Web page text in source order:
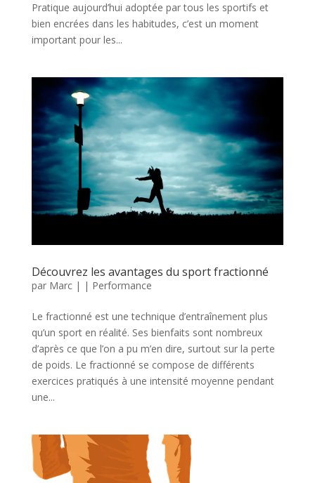
Pratique aujourd’hui adoptée par tous les sportifs et
bien encrées dans les habitudes, c’est un moment
important pour les...
Découvrez les avantages du sport fractionné
par Marc| | Performance
Le fractionné est une technique d’entraînement plus
qu’un sport en réalité. Ses bienfaits sont nombreux
d’après ce que l’on a pu m’en dire, surtout sur la perte
de poids. Le fractionné se compose de différents
exercices pratiqués à une intensité moyenne pendant
une...